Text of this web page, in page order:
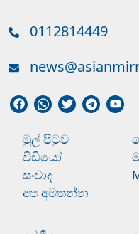
0112814449
මුල් පිටුව
වීඩියෝ
සංවාද
අප අමතන්න